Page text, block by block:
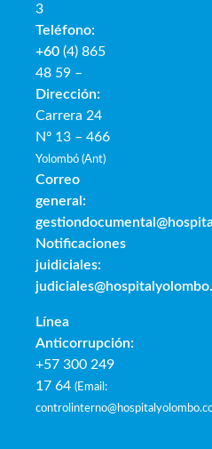
3
Teléfono:
+60 (4) 865
48 59 –
Dirección:
Carrera 24
Nº 13 – 466
Yolombó (Ant)
Correo
general:
Notificaciones
juidiciales:
Línea
Anticorrupción:
+57 300 249
17 64 (Email: